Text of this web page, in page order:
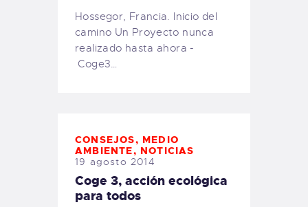
Hossegor, Francia. Inicio del
camino Un Proyecto nunca
realizado hasta ahora -
Coge3…
CONSEJOS, MEDIO
AMBIENTE, NOTICIAS
19 agosto 2014
Coge 3, acción ecológica
para todos